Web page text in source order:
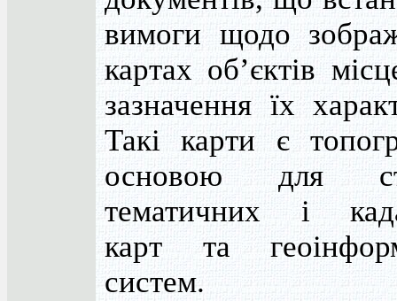
вимоги щодо
картах об’єктів
зазначення їх
Такі карти є
основою для
тематичних і
карт та
систем.